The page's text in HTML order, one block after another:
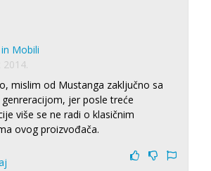
Mobili
2014.
mislim od Mustanga zaključno sa
jer posle treće
više se ne radi o klasičnim
ovog proizvođača.